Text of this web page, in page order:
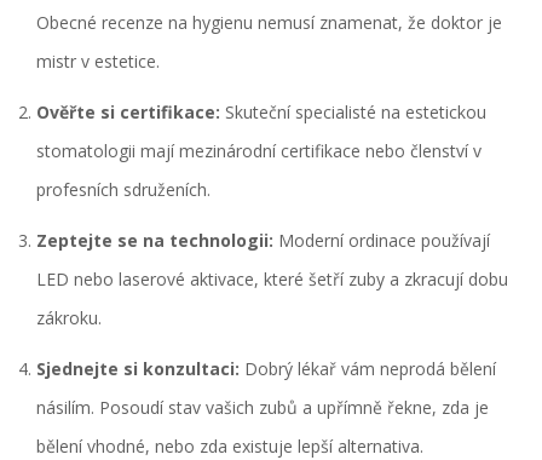
Obecné recenze na hygienu nemusí znamenat, že doktor je
mistr v estetice.
Ověřte si certifikace: Skuteční specialisté na estetickou
stomatologii mají mezinárodní certifikace nebo členství v
profesních sdruženích.
Zeptejte se na technologii: Moderní ordinace používají
LED nebo laserové aktivace, které šetří zuby a zkracují dobu
zákroku.
Sjednejte si konzultaci: Dobrý lékař vám neprodá bělení
násilím. Posoudí stav vašich zubů a upřímně řekne, zda je
bělení vhodné, nebo zda existuje lepší alternativa.